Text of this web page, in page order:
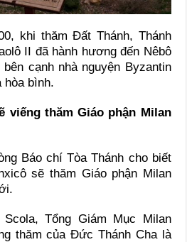
khi thăm Đất Thánh, Thánh
II đã hành hương đến Nêbô
cạnh nhà nguyện Byzantin
hòa bình.
viếng thăm Giáo phận Milan
Báo chí Tòa Thánh cho biết
sẽ thăm Giáo phận Milan
Tổng Giám Mục Milan
thăm của Đức Thánh Cha là